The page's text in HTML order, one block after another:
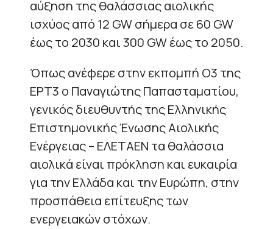
αύξηση της θαλάσσιας αιολικής
ισχύος από 12 GW σήμερα σε 60 GW
έως το 2030 και 300 GW έως το 2050.
Όπως ανέφερε στην εκπομπή Ο3 της
ΕΡΤ3 ο Παναγιώτης Παπασταματίου,
γενικός διευθυντής της Ελληνικής
Επιστημονικής Ένωσης Αιολικής
Ενέργειας – ΕΛΕΤΑΕΝ τα θαλάσσια
αιολικά είναι πρόκληση και ευκαιρία
για την Ελλάδα και την Ευρώπη, στην
προσπάθεια επίτευξης των
ενεργειακών στόχων.